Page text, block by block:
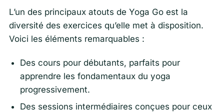
L’un des principaux atouts de Yoga Go est la
diversité des exercices qu’elle met à disposition.
Voici les éléments remarquables :
Des cours pour débutants, parfaits pour
apprendre les fondamentaux du yoga
progressivement.
Des sessions intermédiaires conçues pour ceux